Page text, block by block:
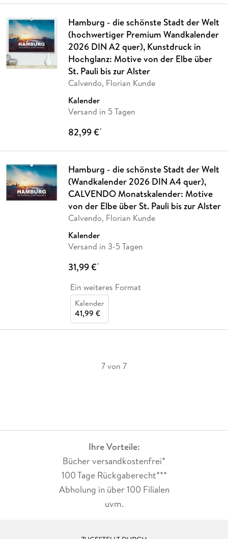
Hamburg - die schönste Stadt der Welt
(hochwertiger Premium Wandkalender
2026 DIN A2 quer), Kunstdruck in
Hochglanz: Motive von der Elbe über
St. Pauli bis zur Alster
Calvendo, Florian Kunde
Kalender
Versand in 5 Tagen
82,99 €*
Hamburg - die schönste Stadt der Welt
(Wandkalender 2026 DIN A4 quer),
CALVENDO Monatskalender: Motive
von der Elbe über St. Pauli bis zur Alster
Calvendo, Florian Kunde
Kalender
Versand in 3-5 Tagen
31,99 €*
Ein weiteres Format
Kalender
41,99 €
7 von 7
Ihre Vorteile:
Bücher versandkostenfrei*
100 Tage Rückgaberecht***
Abholung in über 100 Filialen
uvm.